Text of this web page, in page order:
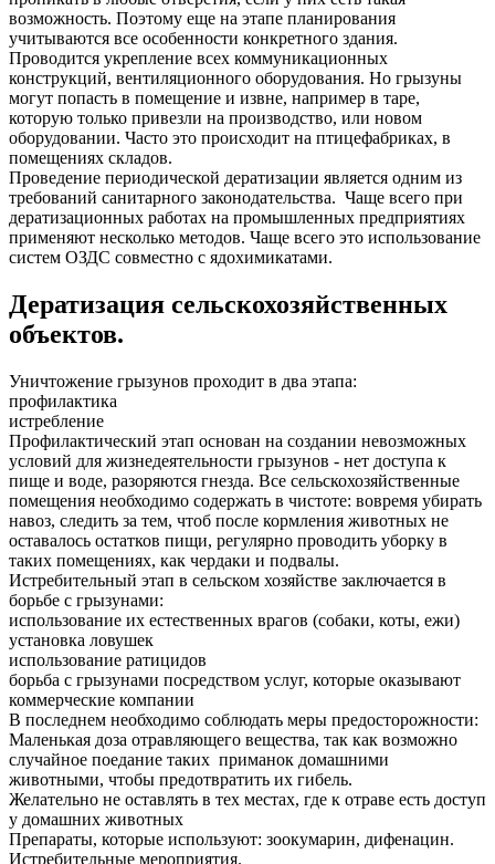
возможность. Поэтому еще на этапе планирования
учитываются все особенности конкретного здания.
Проводится укрепление всех коммуникационных
конструкций, вентиляционного оборудования. Но грызуны
могут попасть в помещение и извне, например в таре,
которую только привезли на производство, или новом
оборудовании. Часто это происходит на птицефабриках, в
помещениях складов.
Проведение периодической дератизации является одним из
требований санитарного законодательства. Чаще всего при
дератизационных работах на промышленных предприятиях
применяют несколько методов. Чаще всего это использование
систем ОЗДС совместно с ядохимикатами.
Дератизация сельскохозяйственных
объектов.
Уничтожение грызунов проходит в два этапа:
профилактика
истребление
Профилактический этап основан на создании невозможных
условий для жизнедеятельности грызунов - нет доступа к
пище и воде, разоряются гнезда. Все сельскохозяйственные
помещения необходимо содержать в чистоте: вовремя убирать
навоз, следить за тем, чтоб после кормления животных не
оставалось остатков пищи, регулярно проводить уборку в
таких помещениях, как чердаки и подвалы.
Истребительный этап в сельском хозяйстве заключается в
борьбе с грызунами:
использование их естественных врагов (собаки, коты, ежи)
установка ловушек
использование ратицидов
борьба с грызунами посредством услуг, которые оказывают
коммерческие компании
В последнем необходимо соблюдать меры предосторожности:
Маленькая доза отравляющего вещества, так как возможно
случайное поедание таких приманок домашними
животными, чтобы предотвратить их гибель.
Желательно не оставлять в тех местах, где к отраве есть доступ
у домашних животных
Препараты, которые используют: зоокумарин, дифенацин.
Истребительные мероприятия.